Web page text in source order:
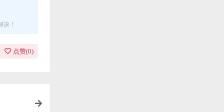
！
点赞(0)